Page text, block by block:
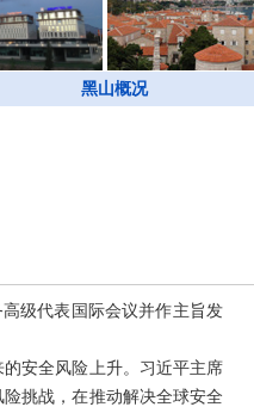
黑山概况
级代表国际会议并作主旨发
安全风险上升。习近平主席
挑战，在推动解决全球安全